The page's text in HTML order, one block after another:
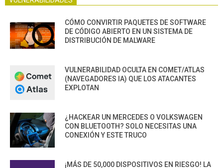
CÓMO CONVIRTIR PAQUETES DE SOFTWARE
DE CÓDIGO ABIERTO EN UN SISTEMA DE
DISTRIBUCIÓN DE MALWARE
VULNERABILIDAD OCULTA EN COMET/ATLAS
(NAVEGADORES IA) QUE LOS ATACANTES
EXPLOTAN
¿HACKEAR UN MERCEDES O VOLKSWAGEN
CON BLUETOOTH? SOLO NECESITAS UNA
CONEXIÓN Y ESTE TRUCO
¡MÁS DE 50,000 DISPOSITIVOS EN RIESGO! LA